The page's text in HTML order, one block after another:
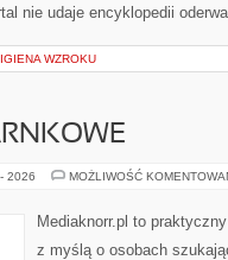
nie udaje encyklopedii
WZROKU
2026 MOŻLIWOŚĆ
Mediaknorr.pl to
z myślą o osobach